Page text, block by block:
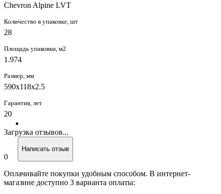
Chevron Alpine LVT
Количество в упаковке, шт
28
Площадь упаковки, м2
1.974
Размер, мм
590х118x2.5
Гарантия, лет
20
Загрузка отзывов...
0
Написать отзыв
Оплачивайте покупки удобным способом. В интернет-
магазине доступно 3 варианта оплаты: